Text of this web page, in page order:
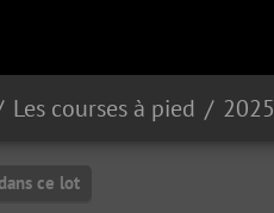
Les courses à pied 2025
ce lot